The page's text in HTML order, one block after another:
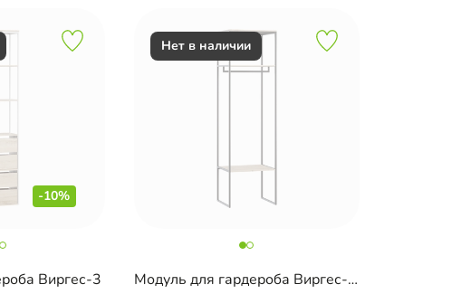
-10%
Виргес-3 Модуль для гардероба Виргес-4 Блэк